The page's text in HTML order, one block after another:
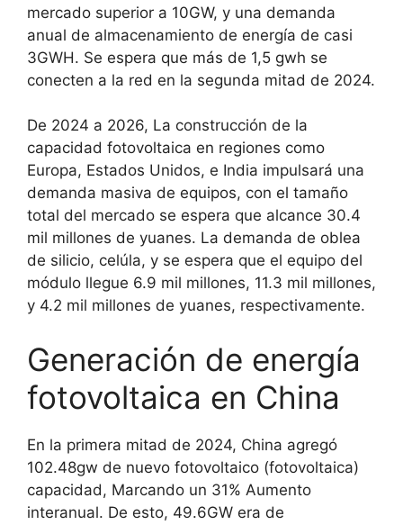
mercado superior a 10GW, y una demanda
anual de almacenamiento de energía de casi
3GWH. Se espera que más de 1,5 gwh se
conecten a la red en la segunda mitad de 2024.
De 2024 a 2026, La construcción de la
capacidad fotovoltaica en regiones como
Europa, Estados Unidos, e India impulsará una
demanda masiva de equipos, con el tamaño
total del mercado se espera que alcance 30.4
mil millones de yuanes. La demanda de oblea
de silicio, celúla, y se espera que el equipo del
módulo llegue 6.9 mil millones, 11.3 mil millones,
y 4.2 mil millones de yuanes, respectivamente.
Generación de energía
fotovoltaica en China
En la primera mitad de 2024, China agregó
102.48gw de nuevo fotovoltaico (fotovoltaica)
capacidad, Marcando un 31% Aumento
interanual. De esto, 49.6GW era de